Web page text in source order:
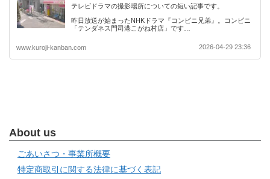
テレビドラマの撮影場所についての短い記事です。
昨日放送が始まったNHKドラマ『コンビニ兄弟』。コンビニ
「テンダネス門司港こがね村店」です…
www.kuroji-kanban.com 2026-04-29 23:36
About us
ごあいさつ・事業所概要
特定商取引に関する法律に基づく表記